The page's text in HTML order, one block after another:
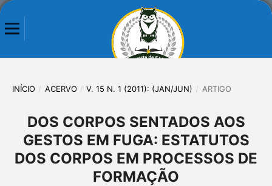
INÍCIO / ACERVO / V. 15 N. 1 (2011): (JAN/JUN) / ARTIGO
DOS CORPOS SENTADOS AOS
GESTOS EM FUGA: ESTATUTOS
DOS CORPOS EM PROCESSOS DE
FORMAÇÃO